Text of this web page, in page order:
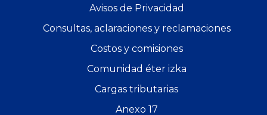
Avisos de Privacidad
Consultas, aclaraciones y reclamaciones
Costos y comisiones
Comunidad éter izka
Cargas tributarias
Anexo 17